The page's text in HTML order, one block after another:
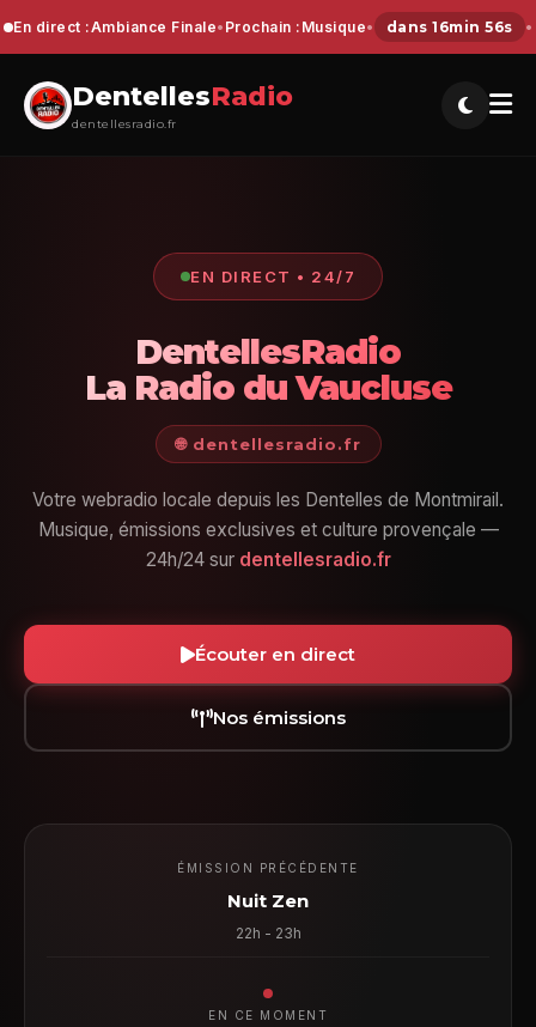
En direct :Ambiance Finale• Prochain : Musique• dans 16min 55s •
DentellesRadio
dentellesradio.fr
EN DIRECT • 24/7
DentellesRadio
La Radio du Vaucluse
🌐 dentellesradio.fr
Votre webradio locale depuis les Dentelles de Montmirail.
Musique, émissions exclusives et culture provençale —
24h/24 sur dentellesradio.fr
Écouter en direct
Nos émissions
ÉMISSION PRÉCÉDENTE
Nuit Zen
22h - 23h
EN CE MOMENT